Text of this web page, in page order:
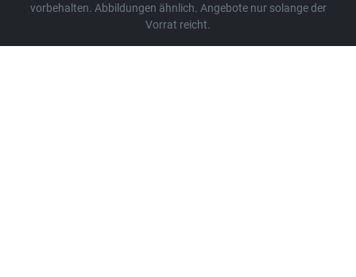
vorbehalten. Abbildungen ähnlich. Angebote nur solange der
Vorrat reicht.